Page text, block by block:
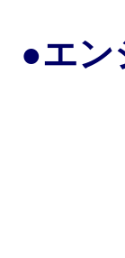
●エ